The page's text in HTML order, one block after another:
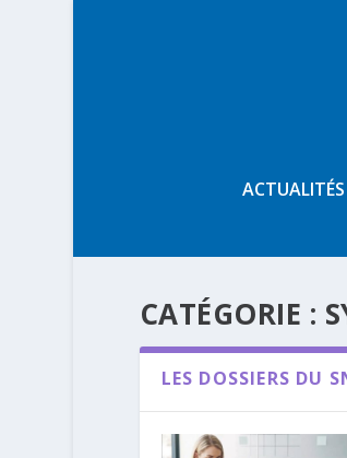
ACTUALITÉS
CATÉGORIE :
LES DOSSIERS DU